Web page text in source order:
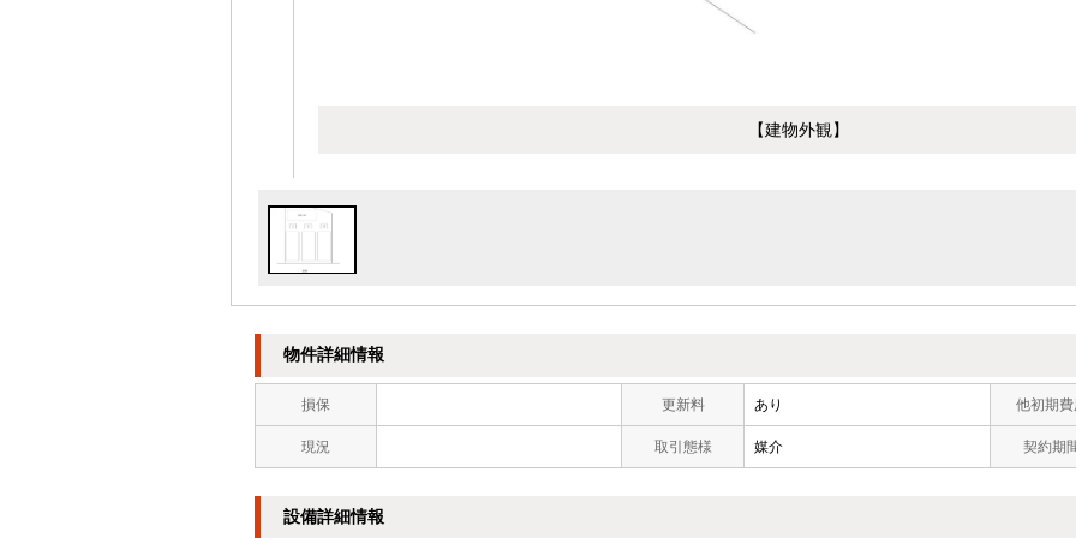
【建物外観】
物件詳細情報
損保 更新料 あり 他初期費
現況 取引態様 媒介 契約期
設備詳細情報